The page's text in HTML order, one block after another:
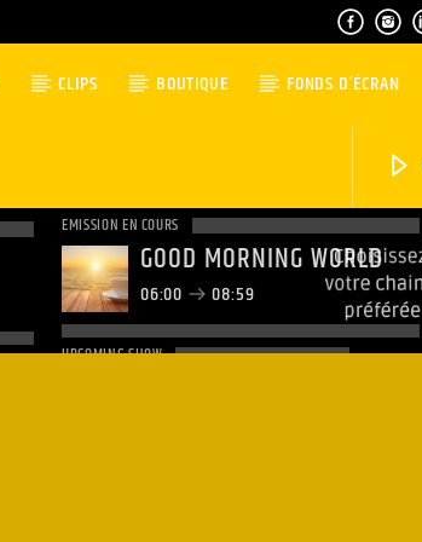
CLIPS BOUTIQUE FONDS D’ÉCRAN
EMISSION EN COURS
GOOD MORNING WORLD
06:00 08:59
UPCOMING SHOW